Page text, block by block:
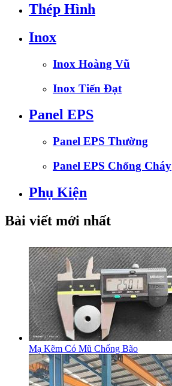
Thép Hình
Inox
Inox Hoàng Vũ
Inox Tiến Đạt
Panel EPS
Panel EPS Thường
Panel EPS Chống Cháy
Phụ Kiện
Bài viết mới nhất
Mạ Kẽm Có Mũ Chống Bão